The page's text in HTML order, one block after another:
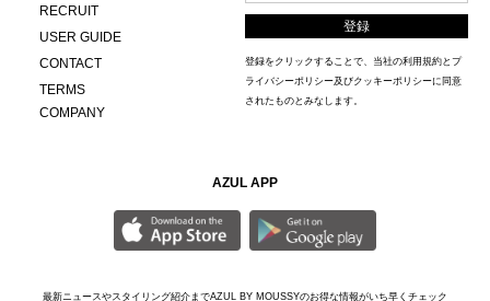
RECRUIT
USER GUIDE
CONTACT
TERMS
COMPANY
登録をクリックすることで、当社の利用規約とプ
ライバシーポリシー及びクッキーポリシーに同意
されたものとみなします。
AZUL APP
最新ニュースやスタイリング紹介までAZUL BY MOUSSYのお得な情報がいち早くチェック